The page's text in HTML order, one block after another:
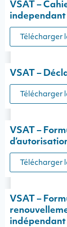
VSAT –
Télécharger
VSAT –
Télécharger
VSAT –
Télécharger
VSAT –
indépendant